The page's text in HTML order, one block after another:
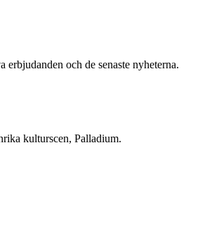
och de senaste nyheterna.
kulturscen, Palladium.